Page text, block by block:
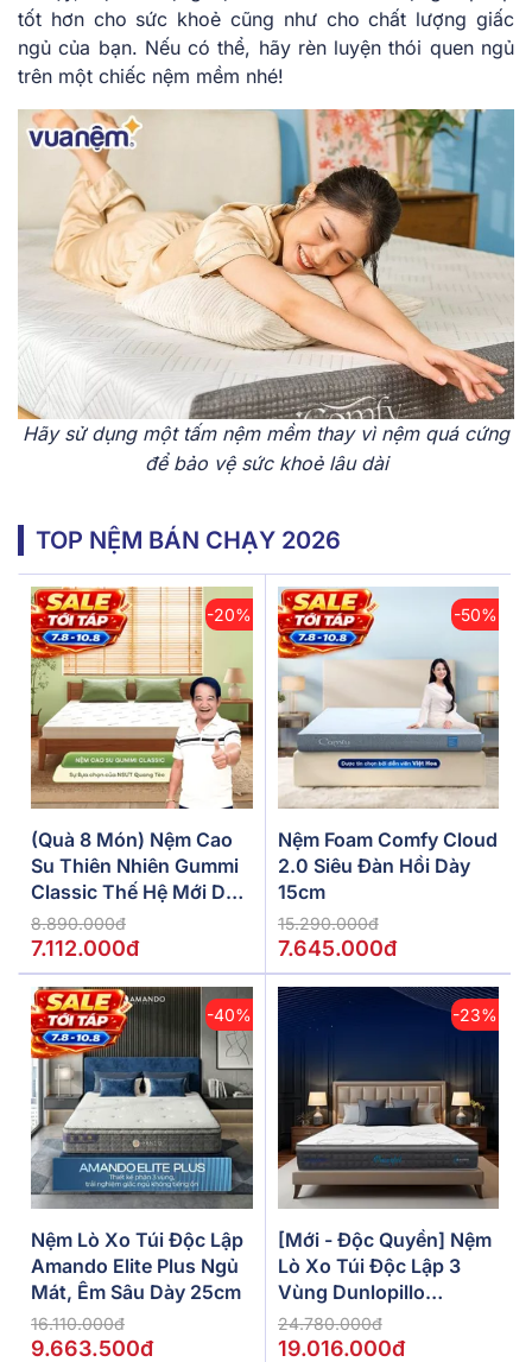
tốt hơn cho sức khoẻ cũng như cho chất lượng giấc
ngủ của bạn. Nếu có thể, hãy rèn luyện thói quen ngủ
trên một chiếc nệm mềm nhé!
Hãy sử dụng một tấm nệm mềm thay vì nệm quá cứng
để bảo vệ sức khoẻ lâu dài
TOP NỆM BÁN CHẠY 2026
-20%
(Quà 8 Món) Nệm Cao
Su Thiên Nhiên Gummi
Classic Thế Hệ Mới Dày
5/10/15cm
8.890.000đ
7.112.000đ
-50%
Nệm Foam Comfy Cloud
2.0 Siêu Đàn Hồi Dày
15cm
15.290.000đ
7.645.000đ
-40%
Nệm Lò Xo Túi Độc Lập
Amando Elite Plus Ngủ
Mát, Êm Sâu Dày 25cm
16.110.000đ
9.663.500đ
-23%
[Mới - Độc Quyền] Nệm
Lò Xo Túi Độc Lập 3
Vùng Dunlopillo
De.Stress Powerful
24.780.000đ
19.016.000đ